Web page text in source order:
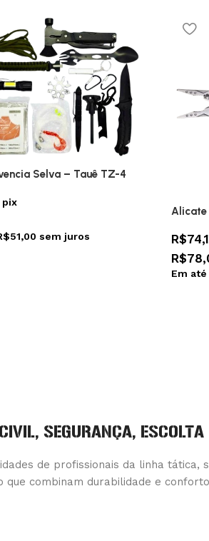
Selva – Tauê TZ-4
pix
51,00 sem juros
Alicate
R$
R$
Em
SEGURANÇA,
de profissionais da linha tática,
combinam durabilidade e